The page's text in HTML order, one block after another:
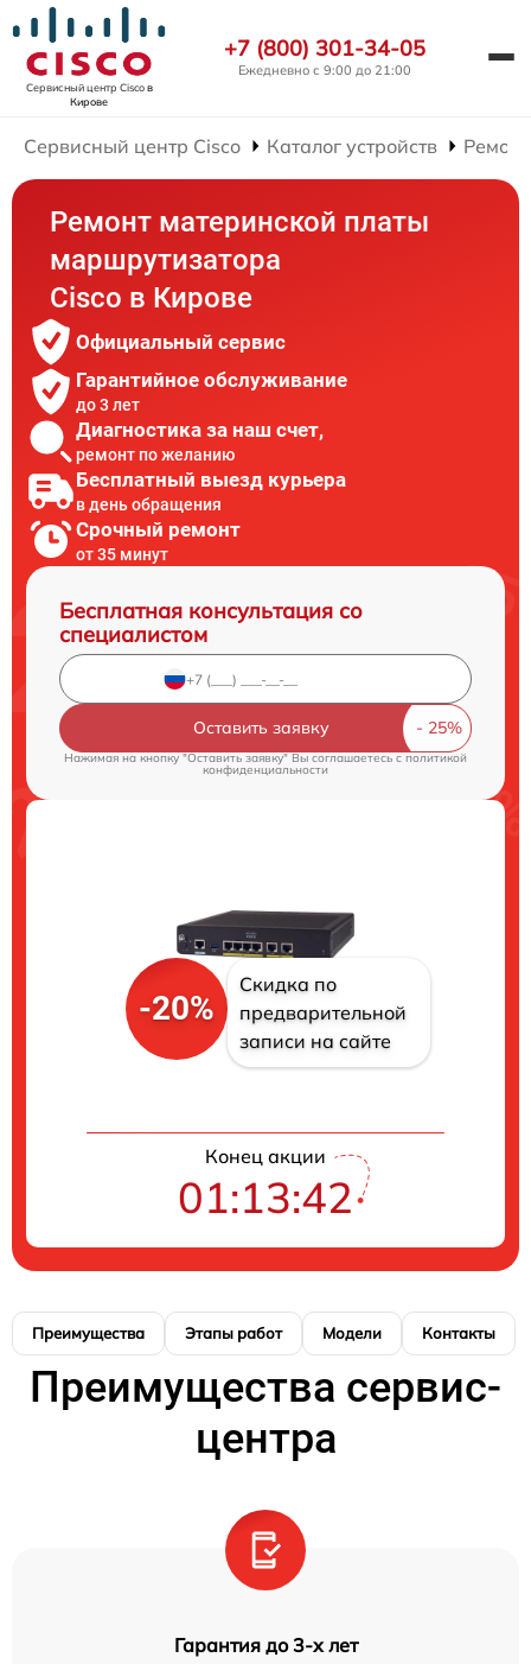
Сервисный центр Ciscoв
Кирове
+7 (800) 301-34-05
Ежедневно с 9:00 до 21:00
Сервисный центр Cisco Каталог устройств
Ремонт материнской платы
маршрутизатора
Cisco в Кирове
Официальный сервис
Гарантийное обслуживание
до 3 лет
Диагностика за наш счет,
ремонт по желанию
Бесплатный выезд курьера
в день обращения
Срочный ремонт
от 35 минут
Бесплатная консультация со
специалистом
Оставить заявку
Нажимая на кнопку "Оставить заявку" Вы соглашаетесь cполитикой
конфиденциальности
-20%
Скидка по
предварительной
записи на сайте
Конец акции
01:13:42
Преимущества Этапы работ Модели Контакты
Преимущества сервис-
центра
Гарантия до 3-х лет